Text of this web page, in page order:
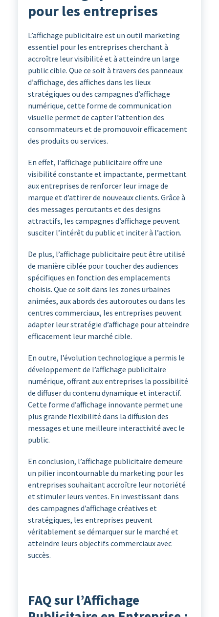
pour les entreprises
L’affichage publicitaire est un outil marketing
essentiel pour les entreprises cherchant à
accroître leur visibilité et à atteindre un large
public cible. Que ce soit à travers des panneaux
d’affichage, des affiches dans les lieux
stratégiques ou des campagnes d’affichage
numérique, cette forme de communication
visuelle permet de capter l’attention des
consommateurs et de promouvoir efficacement
des produits ou services.
En effet, l’affichage publicitaire offre une
visibilité constante et impactante, permettant
aux entreprises de renforcer leur image de
marque et d’attirer de nouveaux clients. Grâce à
des messages percutants et des designs
attractifs, les campagnes d’affichage peuvent
susciter l’intérêt du public et inciter à l’action.
De plus, l’affichage publicitaire peut être utilisé
de manière ciblée pour toucher des audiences
spécifiques en fonction des emplacements
choisis. Que ce soit dans les zones urbaines
animées, aux abords des autoroutes ou dans les
centres commerciaux, les entreprises peuvent
adapter leur stratégie d’affichage pour atteindre
efficacement leur marché cible.
En outre, l’évolution technologique a permis le
développement de l’affichage publicitaire
numérique, offrant aux entreprises la possibilité
de diffuser du contenu dynamique et interactif.
Cette forme d’affichage innovante permet une
plus grande flexibilité dans la diffusion des
messages et une meilleure interactivité avec le
public.
En conclusion, l’affichage publicitaire demeure
un pilier incontournable du marketing pour les
entreprises souhaitant accroître leur notoriété
et stimuler leurs ventes. En investissant dans
des campagnes d’affichage créatives et
stratégiques, les entreprises peuvent
véritablement se démarquer sur le marché et
atteindre leurs objectifs commerciaux avec
succès.
FAQ sur l’Affichage